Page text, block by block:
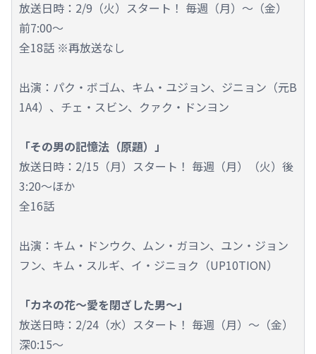
放送日時：2/9（火）スタート！ 毎週（月）～（金）
前7:00～
全18話 ※再放送なし
出演：パク・ボゴム、キム・ユジョン、ジニョン（元B
1A4）、チェ・スビン、クァク・ドンヨン
「その男の記憶法（原題）」
放送日時：2/15（月）スタート！ 毎週（月）（火）後
3:20～ほか
全16話
出演：キム・ドンウク、ムン・ガヨン、ユン・ジョン
フン、キム・スルギ、イ・ジニョク（UP10TION）
「カネの花～愛を閉ざした男～」
放送日時：2/24（水）スタート！ 毎週（月）～（金）
深0:15～